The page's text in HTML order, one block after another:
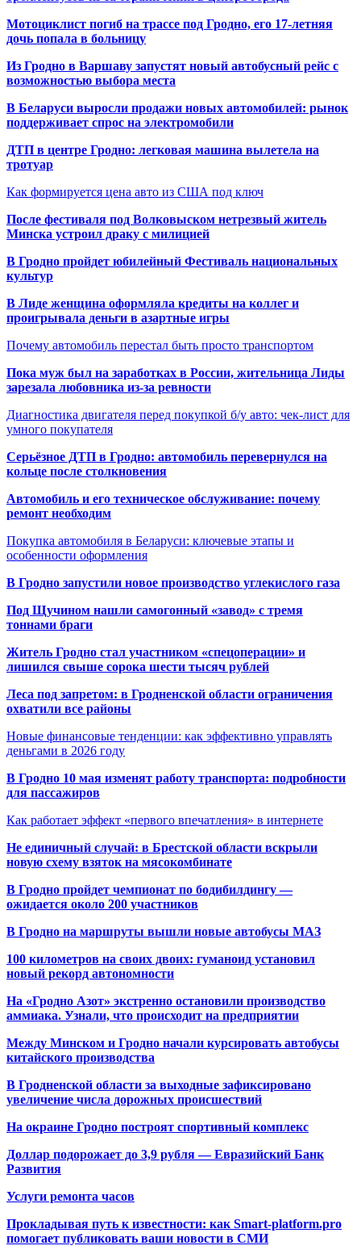
Мотоциклист погиб на трассе под Гродно, его 17-летняя
дочь попала в больницу
Из Гродно в Варшаву запустят новый автобусный рейс с
возможностью выбора места
В Беларуси выросли продажи новых автомобилей: рынок
поддерживает спрос на электромобили
ДТП в центре Гродно: легковая машина вылетела на
тротуар
Как формируется цена авто из США под ключ
После фестиваля под Волковыском нетрезвый житель
Минска устроил драку с милицией
В Гродно пройдет юбилейный Фестиваль национальных
культур
В Лиде женщина оформляла кредиты на коллег и
проигрывала деньги в азартные игры
Почему автомобиль перестал быть просто транспортом
Пока муж был на заработках в России, жительница Лиды
зарезала любовника из-за ревности
Диагностика двигателя перед покупкой б/у авто: чек-лист для
умного покупателя
Серьёзное ДТП в Гродно: автомобиль перевернулся на
кольце после столкновения
Автомобиль и его техническое обслуживание: почему
ремонт необходим
Покупка автомобиля в Беларуси: ключевые этапы и
особенности оформления
В Гродно запустили новое производство углекислого газа
Под Щучином нашли самогонный «завод» с тремя
тоннами браги
Житель Гродно стал участником «спецоперации» и
лишился свыше сорока шести тысяч рублей
Леса под запретом: в Гродненской области ограничения
охватили все районы
Новые финансовые тенденции: как эффективно управлять
деньгами в 2026 году
В Гродно 10 мая изменят работу транспорта: подробности
для пассажиров
Как работает эффект «первого впечатления» в интернете
Не единичный случай: в Брестской области вскрыли
новую схему взяток на мясокомбинате
В Гродно пройдет чемпионат по бодибилдингу —
ожидается около 200 участников
В Гродно на маршруты вышли новые автобусы МАЗ
100 километров на своих двоих: гуманоид установил
новый рекорд автономности
На «Гродно Азот» экстренно остановили производство
аммиака. Узнали, что происходит на предприятии
Между Минском и Гродно начали курсировать автобусы
китайского производства
В Гродненской области за выходные зафиксировано
увеличение числа дорожных происшествий
На окраине Гродно построят спортивный комплекс
Доллар подорожает до 3,9 рубля — Евразийский Банк
Развития
Услуги ремонта часов
Прокладывая путь к известности: как Smart-platform.pro
помогает публиковать ваши новости в СМИ